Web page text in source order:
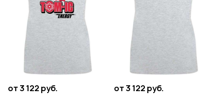
от 3 122 руб. от 3 122 руб.